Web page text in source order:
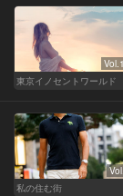
東京イノセントワールド
私の住む街